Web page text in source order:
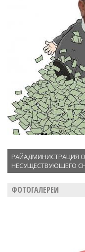
РАЙАДМИНИСТРАЦИЯ
НЕСУЩЕСТВУЮЩЕГО
ФОТОГАЛЕРЕИ